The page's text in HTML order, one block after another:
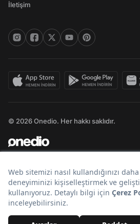
İletişim
© 2026 Onedio. Her hakkı saklıdır.
Bir markasıdır.